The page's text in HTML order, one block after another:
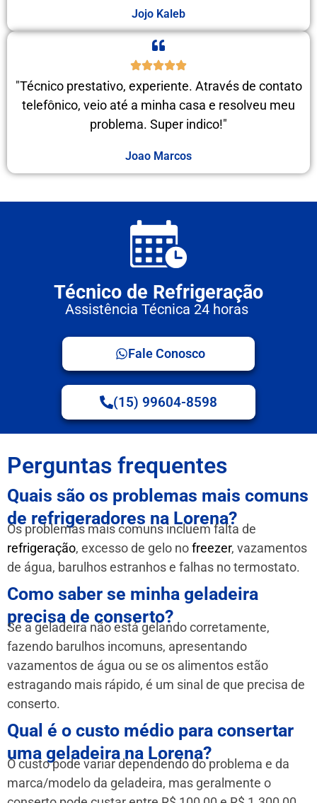
Jojo Kaleb
"Técnico prestativo, experiente. Através de contato
telefônico, veio até a minha casa e resolveu meu
problema. Super indico!"
Joao Marcos
Técnico de Refrigeração
Assistência Técnica 24 horas
Fale Conosco
(15) 99604-8598
Perguntas frequentes
Quais são os problemas mais comuns
de refrigeradores na Lorena?
Os problemas mais comuns incluem falta de
refrigeração, excesso de gelo nofreezer, vazamentos
de água, barulhos estranhos e falhas no termostato.
Como saber se minha geladeira
precisa de conserto?
Se a geladeira não está gelando corretamente,
fazendo barulhos incomuns, apresentando
vazamentos de água ou se os alimentos estão
estragando mais rápido, é um sinal de que precisa de
conserto.
Qual é o custo médio para consertar
uma geladeira na Lorena?
O custo pode variar dependendo do problema e da
marca/modelo da geladeira, mas geralmente o